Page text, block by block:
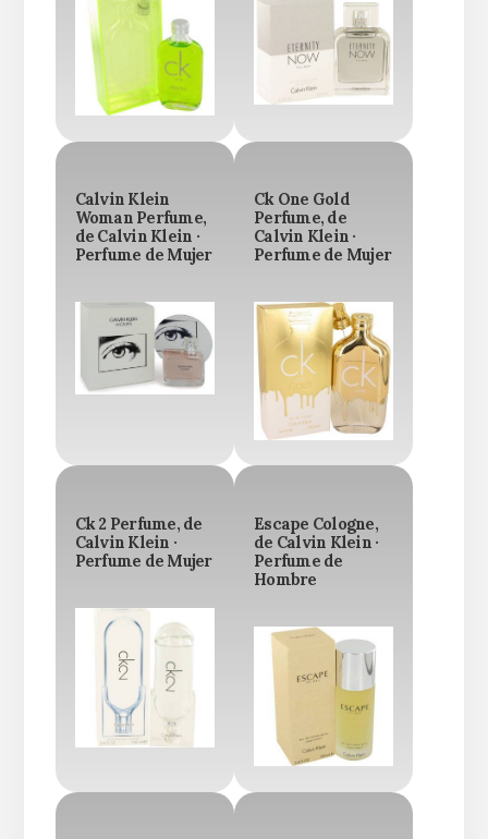
Calvin Klein
Woman Perfume,
de Calvin Klein ·
Perfume de Mujer
Ck One Gold
Perfume, de
Calvin Klein ·
Perfume de Mujer
Ck 2 Perfume, de
Calvin Klein ·
Perfume de Mujer
Escape Cologne,
de Calvin Klein ·
Perfume de
Hombre